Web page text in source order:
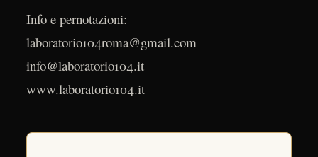
Info e pernotazioni:
laboratorio104roma@gmail.com
info@laboratorio104.it
www.laboratorio104.it